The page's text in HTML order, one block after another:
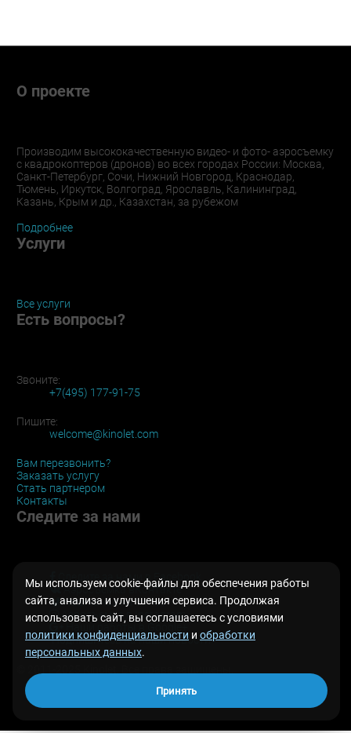
О проекте
Производим высококачественную видео- и фото- аэросъемку
с квадрокоптеров (дронов) во всех городах России: Москва,
Санкт-Петербург, Сочи, Нижний Новгород, Краснодар,
Тюмень, Иркутск, Волгоград, Ярославль, Калининград,
Казань, Крым и др., Казахстан, за рубежом
Подробнее
Услуги
Все услуги
Есть вопросы?
Звоните:
+7(495) 177-91-75
Пишите:
welcome@kinolet.com
Вам перезвонить?
Заказать услугу
Стать партнером
Контакты
Следите за нами
Следите за нами в Facebook
Аэросъемка вКонтакте
Наш канал на Vimeo
Аэросъемка в Instagram
Наши работы в Google+
Подпишитесь на наши новости
Мы используем cookie-файлы для обеспечения работы
сайта, анализа и улучшения сервиса. Продолжая
использовать сайт, вы соглашаетесь с условиями
политики конфиденциальности и обработки
персональных данных.
Принять